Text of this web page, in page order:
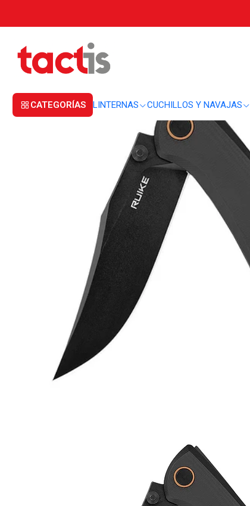
CATEGORÍAS LINTERNAS CUCHILLOS Y NAVAJAS